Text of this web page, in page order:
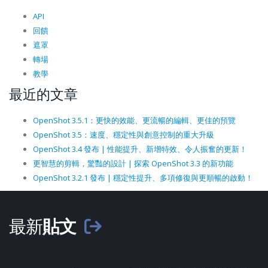
API
回饋
遮罩
轉場
教學
最近的文章
OpenShot 3.5.1：更快的效能、更流暢的編輯、更佳的預覽
OpenShot 3.5：速度、穩定性與創意控制的重大升級
OpenShot 3.4 發布 | 性能提升、新增特效、令人振奮的更新！
更智慧的剪輯，驚豔的設計 | 探索 OpenShot 3.3 的新功能
OpenShot 3.2.1 發布 | 穩定性提升、多項修復與更順暢的啟動！
最新貼文